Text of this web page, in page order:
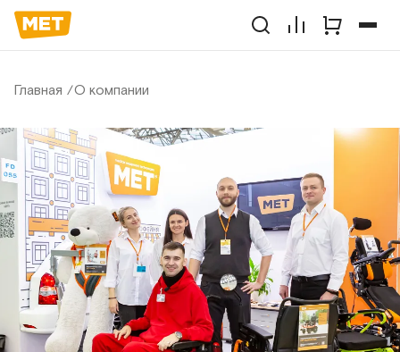
Главная О компании